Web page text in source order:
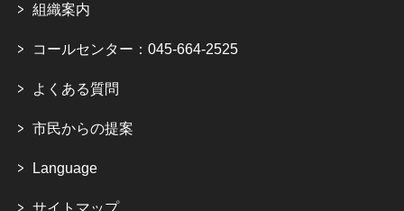
組織案内
コールセンター：045-664-2525
よくある質問
市民からの提案
Language
サイトマップ